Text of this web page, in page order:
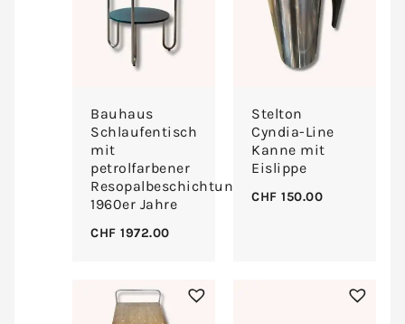
Bauhaus
Schlaufentisch
mit
petrolfarbener
Resopalbeschichtung,
1960er Jahre
CHF 1972.00
Stelton
Cyndia-Line
Kanne mit
Eislippe
CHF 150.00